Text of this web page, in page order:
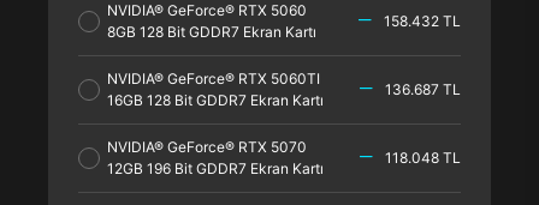
NVIDIA® GeForce® RTX 5060
8GB 128 Bit GDDR7 Ekran Kartı
158.432 TL
NVIDIA® GeForce® RTX 5060TI
16GB 128 Bit GDDR7 Ekran Kartı
136.687 TL
NVIDIA® GeForce® RTX 5070
12GB 196 Bit GDDR7 Ekran Kartı
118.048 TL